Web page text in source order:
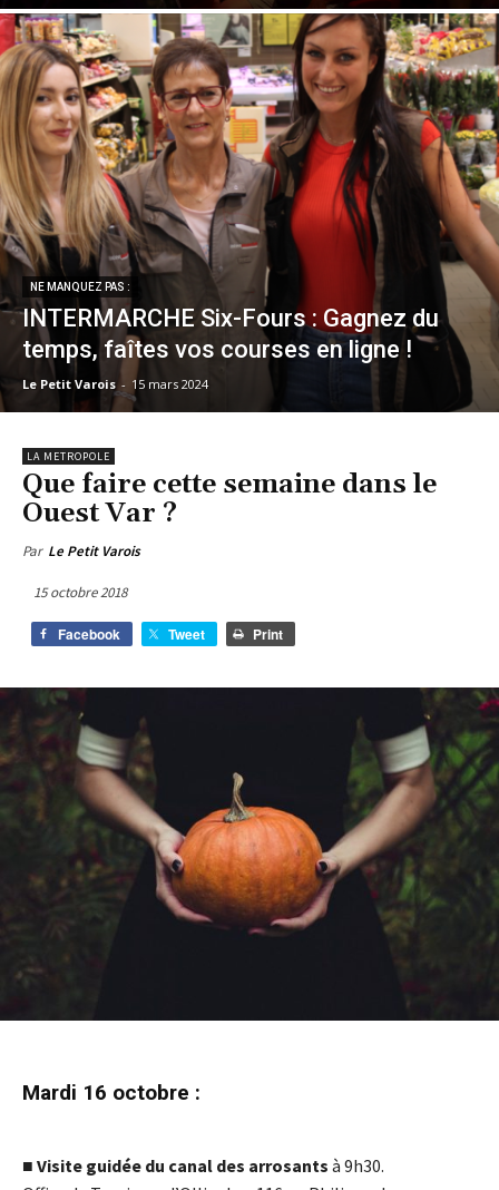
NE MANQUEZ PAS :
INTERMARCHE Six-Fours : Gagnez du
temps, faîtes vos courses en ligne !
Le Petit Varois - 15 mars 2024
LA METROPOLE
Que faire cette semaine dans le
Ouest Var ?
Par Le Petit Varois
15 octobre 2018
Facebook Tweet Print
Mardi 16 octobre :
■ Visite guidée du canal des arrosants à 9h30.